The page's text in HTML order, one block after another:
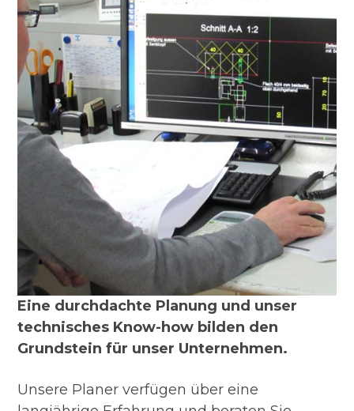
Eine durchdachte Planung und unser
technisches Know-how bilden den
Grundstein für unser Unternehmen.
Unsere Planer verfügen über eine